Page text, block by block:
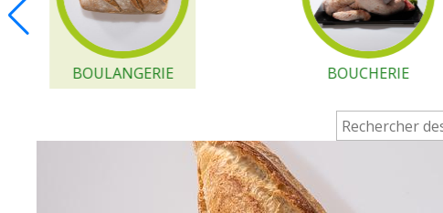
BOULANGERIE BOUCHERIE